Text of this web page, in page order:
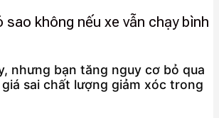
sao không nếu xe vẫn chạy bình
nhưng bạn tăng nguy cơ bỏ qua
sai chất lượng giảm xóc trong